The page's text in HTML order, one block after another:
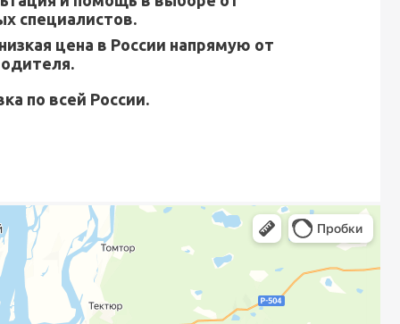
специалистов.
цена в России напрямую от
по всей России.